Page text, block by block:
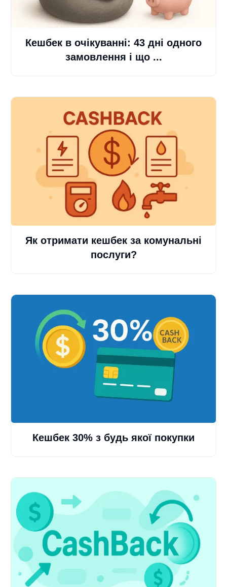
Кешбек в очікуванні: 43 дні одного
замовлення і що ...
Як отримати кешбек за комунальні
послуги?
Кешбек 30% з будь якої покупки